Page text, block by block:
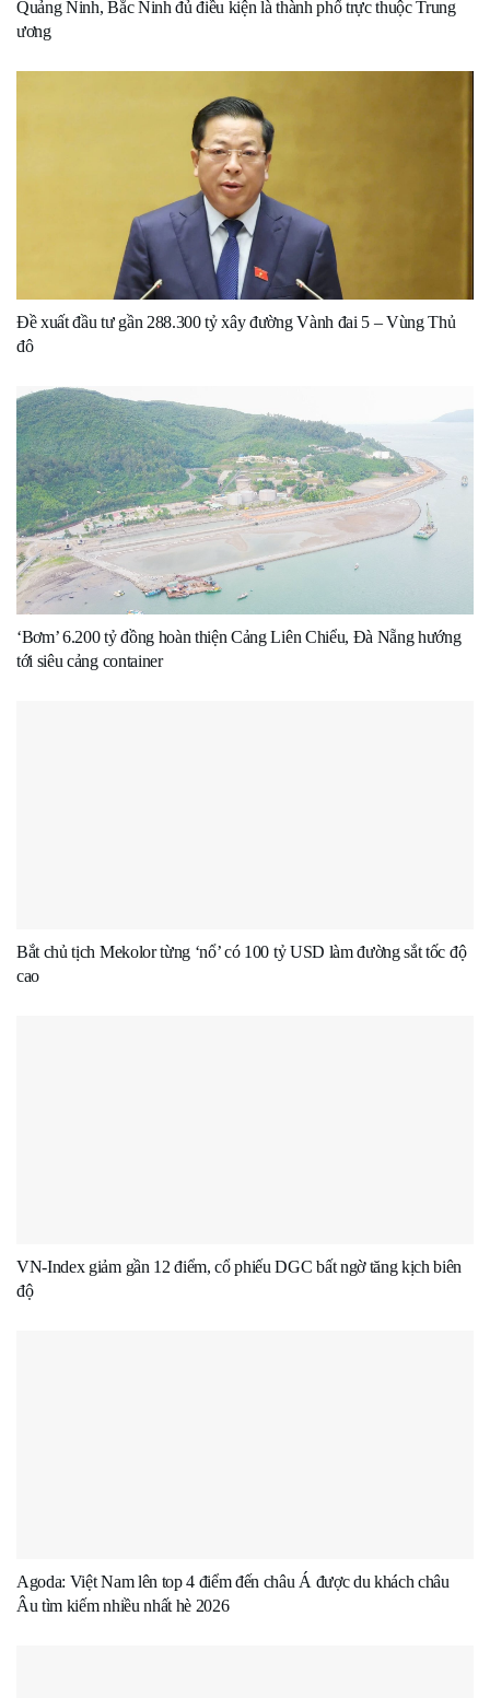
Quảng Ninh, Bắc Ninh đủ điều kiện là thành phố trực thuộc Trung
ương
Đề xuất đầu tư gần 288.300 tỷ xây đường Vành đai 5 – Vùng Thủ
đô
‘Bơm’ 6.200 tỷ đồng hoàn thiện Cảng Liên Chiểu, Đà Nẵng hướng
tới siêu cảng container
Bắt chủ tịch Mekolor từng ‘nổ’ có 100 tỷ USD làm đường sắt tốc độ
cao
VN-Index giảm gần 12 điểm, cổ phiếu DGC bất ngờ tăng kịch biên
độ
Agoda: Việt Nam lên top 4 điểm đến châu Á được du khách châu
Âu tìm kiếm nhiều nhất hè 2026